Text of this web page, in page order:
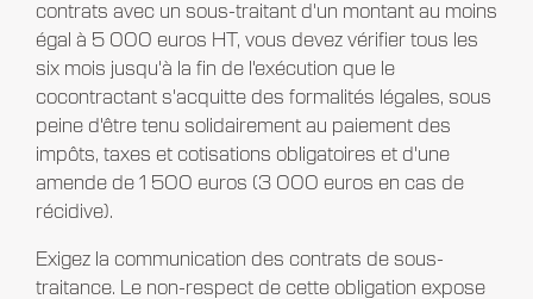
contrats avec un sous-traitant d'un montant au moins
égal à 5 000 euros HT, vous devez vérifier tous les
six mois jusqu'à la fin de l'exécution que le
cocontractant s'acquitte des formalités légales, sous
peine d'être tenu solidairement au paiement des
impôts, taxes et cotisations obligatoires et d'une
amende de 1 500 euros (3 000 euros en cas de
récidive).
Exigez la communication des contrats de sous-
traitance. Le non-respect de cette obligation expose